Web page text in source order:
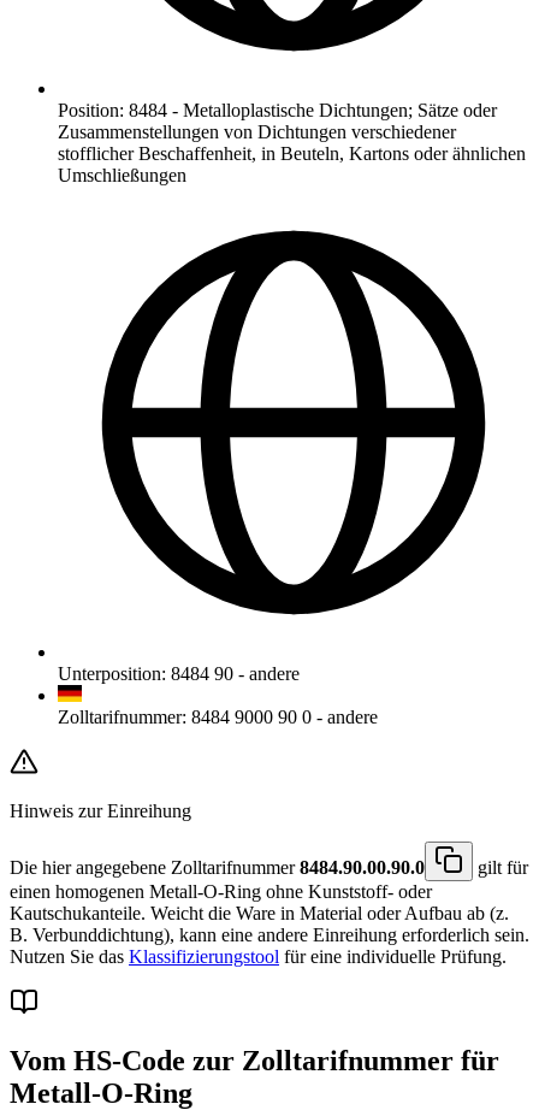
Position: 8484 - Metalloplastische Dichtungen; Sätze oder
Zusammenstellungen von Dichtungen verschiedener
stofflicher Beschaffenheit, in Beuteln, Kartons oder ähnlichen
Umschließungen
Unterposition: 8484 90 - andere
Zolltarifnummer: 8484 9000 90 0 - andere
Hinweis zur Einreihung
Die hier angegebene Zolltarifnummer8484.90.00.90.0
gilt für
einen homogenen Metall-O-Ring ohne Kunststoff- oder
Kautschukanteile. Weicht die Ware in Material oder Aufbau ab (z.
B. Verbunddichtung), kann eine andere Einreihung erforderlich sein.
Nutzen Sie das Klassifizierungstool für eine individuelle Prüfung.
Vom HS-Code zur Zolltarifnummer für
Metall-O-Ring